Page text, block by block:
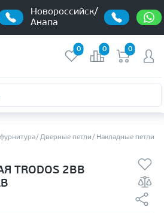
Новороссийск/
Анапа
0 0 0
Дверные петли Накладные петли
TRODOS 2BB